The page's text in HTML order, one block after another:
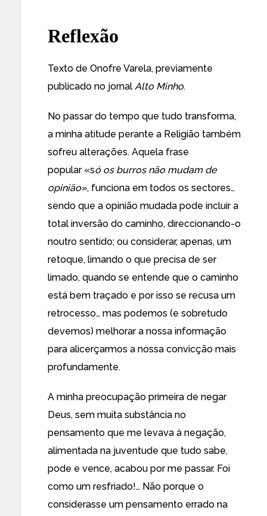
Reflexão
Texto de Onofre Varela, previamente
publicado no jornal Alto Minho.
No passar do tempo que tudo transforma,
a minha atitude perante a Religião também
sofreu alterações. Aquela frase
popular «só os burros não mudam de
opinião», funciona em todos os sectores…
sendo que a opinião mudada pode incluir a
total inversão do caminho, direccionando-o
noutro sentido; ou considerar, apenas, um
retoque, limando o que precisa de ser
limado, quando se entende que o caminho
está bem traçado e por isso se recusa um
retrocesso… mas podemos (e sobretudo
devemos) melhorar a nossa informação
para alicerçarmos a nossa convicção mais
profundamente.
A minha preocupação primeira de negar
Deus, sem muita substância no
pensamento que me levava à negação,
alimentada na juventude que tudo sabe,
pode e vence, acabou por me passar. Foi
como um resfriado!… Não porque o
considerasse um pensamento errado na